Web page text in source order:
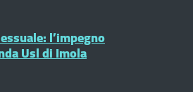
l’impegno
Usl di Imola